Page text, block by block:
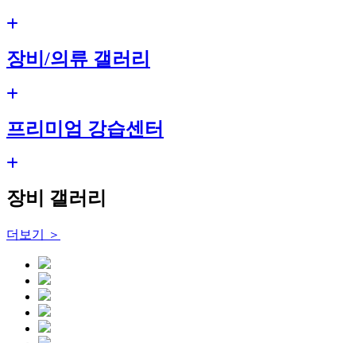
장비/의류 갤러리
프리미엄 강습센터
장비 갤러리
더보기 ＞